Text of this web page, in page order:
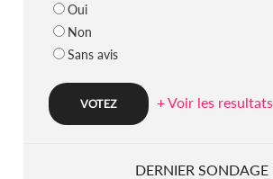
Oui
Non
Sans avis
+ Voir les resultats
DERNIER SONDAGE